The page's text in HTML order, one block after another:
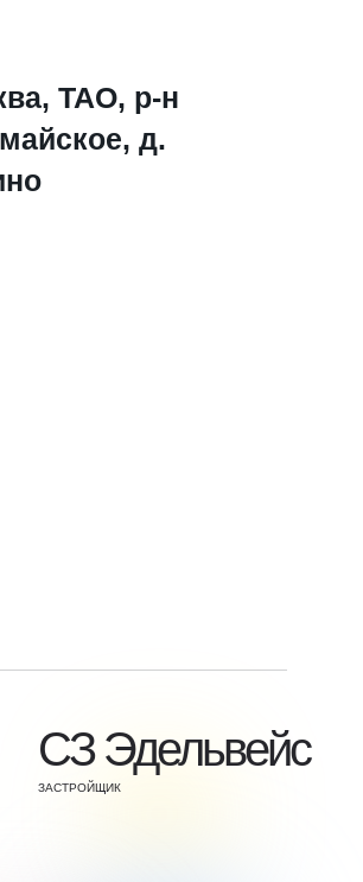
ТАО, р-н
д.
СЗ Эдельвейс
ЗАСТРОЙЩИК